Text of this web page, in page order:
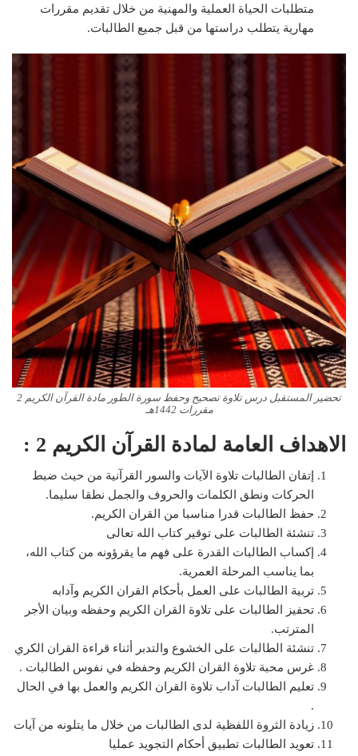
متطلبات الحياة العملية والمهنية من خلال تقديم مقررات
مهارية يتطلب دراستها من قبل جميع الطالبات.
تحضير المستقبل درس تلاوة تصحيح وحفظ سورة الطور مادة القرآن الكريم 2
مقررات 1442هـ
الاهداف العامة لمادة القرآن الكريم 2 :
إتقان الطالبات تلاوة الآيات والسور القرآنية من حيث ضبط
الحركات ونطق الكلمات والحروف والجمل نطقا سليما.
حفظ الطالبات قدرا مناسبا من القران الكريم.
تنشئة الطالبات على توقير كتاب الله تعالى
إكساب الطالبات القدرة على فهم ما يقرؤونه من كتاب الله،
بما يناسب المرحلة العمرية.
تربية الطالبات على العمل بأحكام القران الكريم وآدابه
تحفيز الطالبات على تلاوة القران الكريم وحفظه وبيان الأجر
المترتب.
تنشئة الطالبات على الخشوع والتدبر أثناء قراءة القران الكري
غرس محبة تلاوة القران الكريم وحفظه في نفوس الطالبات .
تعليم الطالبات آداب تلاوة القران الكريم والعمل بها في الحال
.
زيادة الثروة اللفظية لدى الطالبات من خلال ما يتلونه من آيات
تعويد الطالبات تطبيق أحكام التجويد عمليا